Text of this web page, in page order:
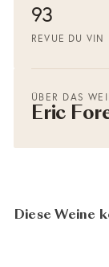
93
REVUE DU VIN
ÜBER DAS
Eric
Diese Weine